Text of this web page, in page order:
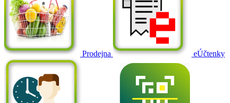
Prodejna eÚčtenky